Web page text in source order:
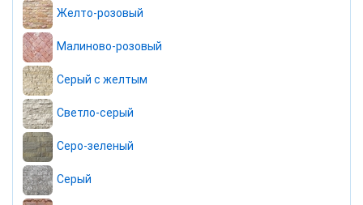
Желто-розовый
Малиново-розовый
Серый с желтым
Светло-серый
Серо-зеленый
Серый